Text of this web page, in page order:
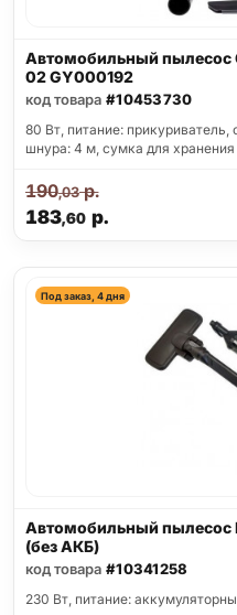
Автомобильный пылесос
02 GY000192
код товара #10453730
80 Вт, питание:
шнура: 4 м, сумка для хранения
183,60р.
190,03р.
Под заказ, 4 дня
Автомобильный пылесос
(без АКБ)
код товара #10341258
230 Вт, питание: